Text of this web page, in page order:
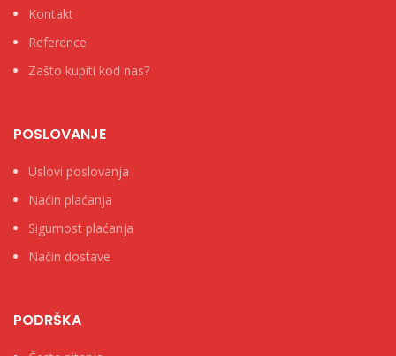
Kontakt
Reference
Zašto kupiti kod nas?
POSLOVANJE
Uslovi poslovanja
Naćin plaćanja
Sigurnost plaćanja
Način dostave
PODRŠKA